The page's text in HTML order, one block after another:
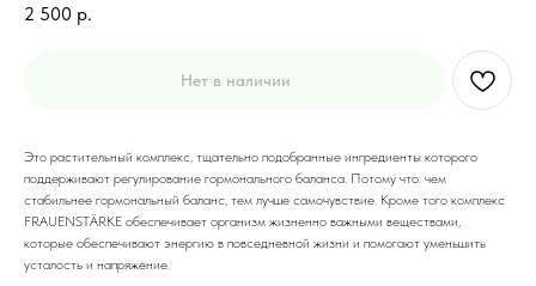
2 500 р.
Нет в наличии
Это растительный комплекс, тщательно подобранные ингредиенты которого
поддерживают регулирование гормонального баланса. Потому что: чем
стабильнее гормональный баланс, тем лучше самочувствие. Кроме того комплекс
FRAUENSTÄRKE обеспечивает организм жизненно важными веществами,
которые обеспечивают энергию в повседневной жизни и помогают уменьшить
усталость и напряжение.